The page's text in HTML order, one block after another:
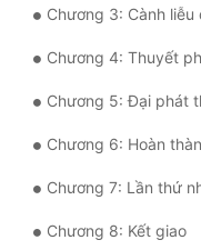
Kiếm Hiệp
Kỳ Huyễn
Kỳ Ảo
Linh Dị
Làm Giàu
Lịch Sử
Chương 3: Cành liễu
Chương 4: Thuyết
Chương 5: Đại phát
Chương 6: Hoàn
Chương 7: Lần thứ
Chương 8: Kết giao